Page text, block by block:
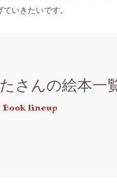
さんの絵本一
Book lineup